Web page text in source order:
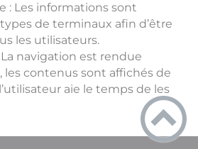
: Les informations sont
de terminaux afin d’être
les utilisateurs.
navigation est rendue
les contenus sont affichés de
aie le temps de les